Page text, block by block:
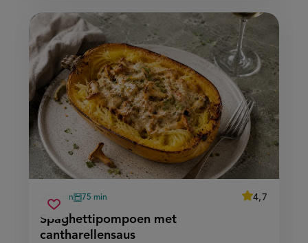
Spaghettipompoen met
cantharellensaus
voorbereidingstijd
50 min
oventijd
75 min
average
4,7
Beoordeel
Sla
recept
spaghettipompoen
met
cantharellensaus